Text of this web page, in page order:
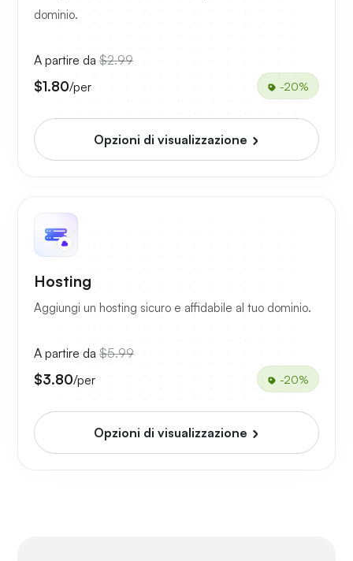
dominio.
A partire da $2.99
$1.80/per -20%
Opzioni di visualizzazione
Hosting
Aggiungi un hosting sicuro e affidabile al tuo dominio.
A partire da $5.99
$3.80/per -20%
Opzioni di visualizzazione